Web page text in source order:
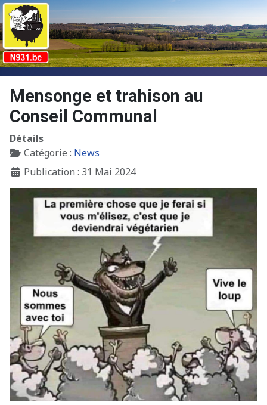
Mensonge et trahison au
Conseil Communal
Détails
Catégorie : News
Publication : 31 Mai 2024